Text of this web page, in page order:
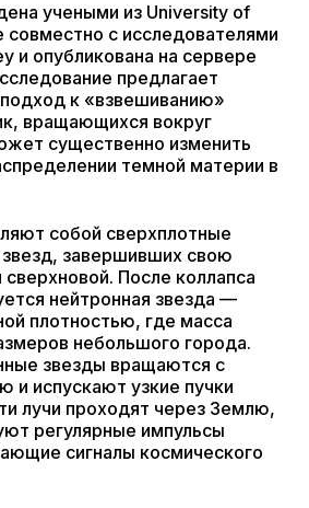
учеными из University of
совместно с исследователями
и опубликована на сервере
предлагает
к «взвешиванию»
вращающихся вокруг
существенно изменить
темной материи в
собой сверхплотные
завершивших свою
После коллапса
нейтронная звезда —
плотностью, где масса
небольшого города.
звезды вращаются с
и испускают узкие пучки
лучи проходят через Землю,
регулярные импульсы
сигналы космического